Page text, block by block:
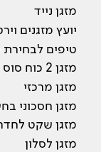
מזגן נייד
יועץ מזגנים
טיפים לבחירת
מזגן 2 כוח סוס
מזגן מרכזי
מזגן חסכוני
מזגן שקט
מזגן לסלון